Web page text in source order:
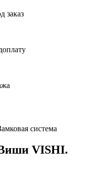
заказ
система
VISHI.